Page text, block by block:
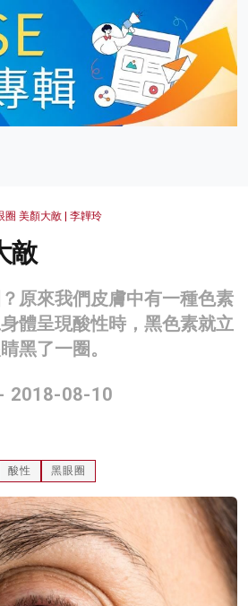
圈 美顏大敵 | 李韡玲
敵
原來我們皮膚中有一種色素
體呈現酸性時，黑色素就立
黑了一圈。
2018-08-10
酸性 黑眼圈